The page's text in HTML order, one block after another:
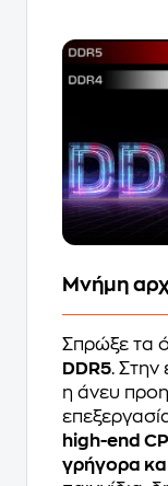
Μνήμη
Σπρώξε τα
DDR5.
η άνευ
high-end
γρήγορα